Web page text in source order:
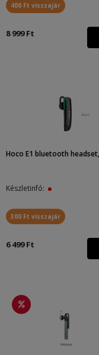
400 Ft visszajár
8 999 Ft
Hoco E1 bluetooth
Készletinfó:
300 Ft visszajár
6 499 Ft